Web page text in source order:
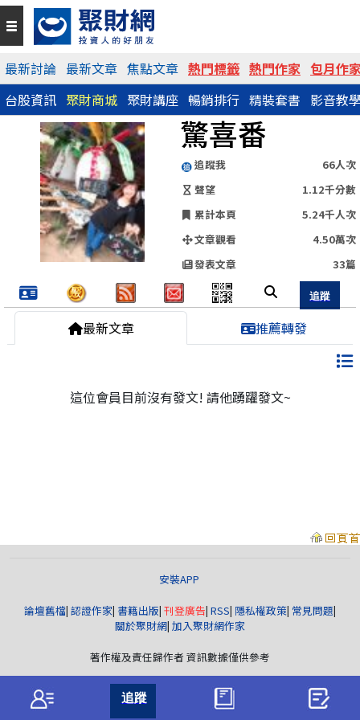
最新討論 最新文章 焦點文章 熱門標籤 熱門作家 包月作
台股資訊 聚財商城 聚財講座 暢銷排行 精裝套書 影音教
驚喜番
追蹤我
66人次
聲望
1.12千分數
累計本頁
5.24千人次
文章觀看
4.50萬次
發表文章
33篇
QR Code
https://www.wearn.com/blog.asp?id=128637
分享網址
最新文章 推薦轉發
這位會員目前沒有發文! 請他踴躍發文~
安裝APP
論壇舊檔| 認證作家| 書籍出版| 刊登廣告| RSS| 隱私權政策| 常見問題|
關於聚財網| 加入聚財網作家
著作權及責任歸作者 資訊數據僅供參考
版權所有© wearn.com All Rights Reserved.